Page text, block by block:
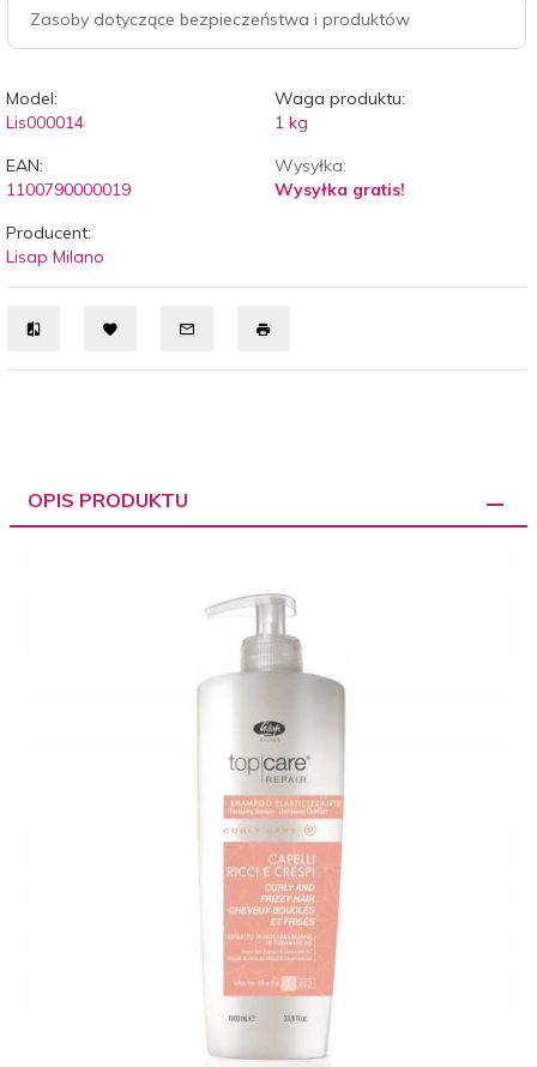
Zasoby dotyczące bezpieczeństwa i produktów
Model:
Lis000014
Waga produktu:
1 kg
EAN:
1100790000019
Wysyłka:
Wysyłka gratis!
Producent:
Lisap Milano
OPIS PRODUKTU